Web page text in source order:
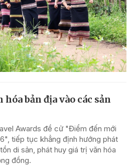
bản địa vào các sản
Awards đề cử "Điểm đến mới
tiếp tục khẳng định hướng phát
di sản, phát huy giá trị văn hóa
đồng.